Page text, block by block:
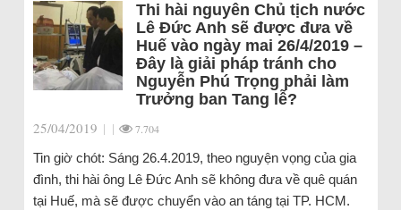
Thi hài nguyên Chủ tịch nước
Lê Đức Anh sẽ được đưa về
Huế vào ngày mai 26/4/2019 –
Đây là giải pháp tránh cho
Nguyễn Phú Trọng phải làm
Trưởng ban Tang lễ?
25/04/2019 | | 7.704
Tin giờ chót: Sáng 26.4.2019, theo nguyện vọng của gia
đình, thi hài ông Lê Đức Anh sẽ không đưa về quê quán
tại Huế, mà sẽ được chuyển vào an táng tại TP. HCM.